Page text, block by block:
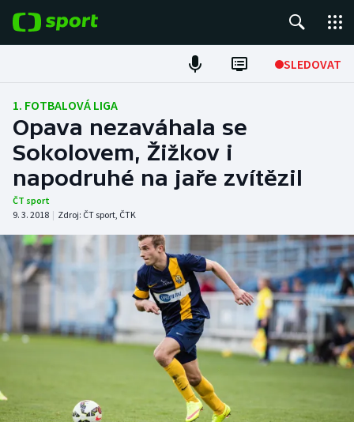
SLEDOVAT
Fotbal
Hokej
Tenis
Atletika
Cyklistika
DALŠÍ SPORTY
Americký fotbal
Basketbal
NEPŘEHLÉDNĚTE
Historické návraty
1. FOTBALOVÁ LIGA
Opava nezaváhala se
Sokolovem, Žižkov i
napodruhé na jaře zvítězil
ČT sport
9. 3. 2018 | Zdroj: ČT sport, ČTK